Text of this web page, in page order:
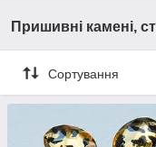
Пришивні камені,
Сортування